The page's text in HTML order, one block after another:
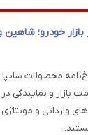
خودرو؛ شاهین
بازار و نمایندگی
وارداتی و